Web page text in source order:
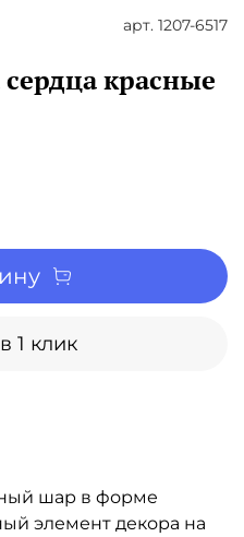
арт. 1207-6517
красные
1 клик
шар в форме
элемент декора на